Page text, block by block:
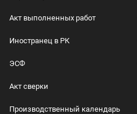
Акт выполненных работ
Иностранец в РК
ЭСФ
Акт сверки
Производственный календарь